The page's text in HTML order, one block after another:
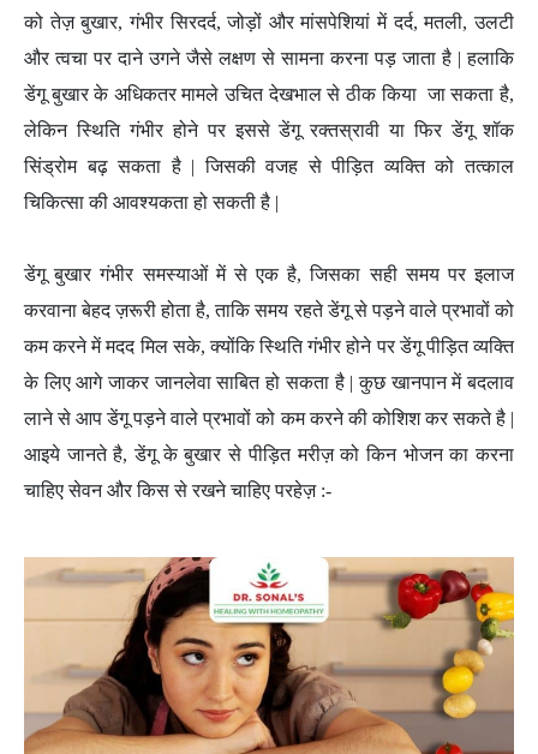
को तेज़ बुखार, गंभीर सिरदर्द, जोड़ों और मांसपेशियां में दर्द, मतली, उलटी
और त्वचा पर दाने उगने जैसे लक्षण से सामना करना पड़ जाता है | हलाकि
डेंगू बुखार के अधिकतर मामले उचित देखभाल से ठीक किया जा सकता है,
लेकिन स्थिति गंभीर होने पर इससे डेंगू रक्तस्रावी या फिर डेंगू शॉक
सिंड्रोम बढ़ सकता है | जिसकी वजह से पीड़ित व्यक्ति को तत्काल
चिकित्सा की आवश्यकता हो सकती है |
डेंगू बुखार गंभीर समस्याओं में से एक है, जिसका सही समय पर इलाज
करवाना बेहद ज़रूरी होता है, ताकि समय रहते डेंगू से पड़ने वाले प्रभावों को
कम करने में मदद मिल सके, क्योंकि स्थिति गंभीर होने पर डेंगू पीड़ित व्यक्ति
के लिए आगे जाकर जानलेवा साबित हो सकता है | कुछ खानपान में बदलाव
लाने से आप डेंगू पड़ने वाले प्रभावों को कम करने की कोशिश कर सकते है |
आइये जानते है, डेंगू के बुखार से पीड़ित मरीज़ को किन भोजन का करना
चाहिए सेवन और किस से रखने चाहिए परहेज़ :-